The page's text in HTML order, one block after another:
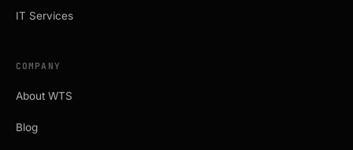
IT Services
COMPANY
About WTS
Blog